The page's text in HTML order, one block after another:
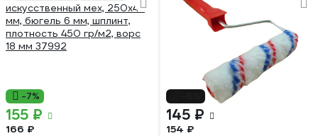
-7%
155 ₽
166 ₽
145 ₽
154 ₽